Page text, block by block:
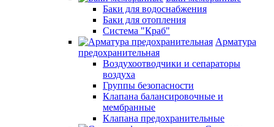
Баки для водоснабжения
Баки для отопления
Система "Краб"
Арматура
предохранительная
Воздухоотводчики и сепараторы
воздуха
Группы безопасности
Клапана балансировочные и
мембранные
Клапана предохранительные